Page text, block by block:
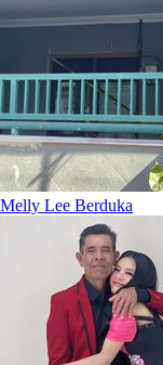
Melly Lee Berduka